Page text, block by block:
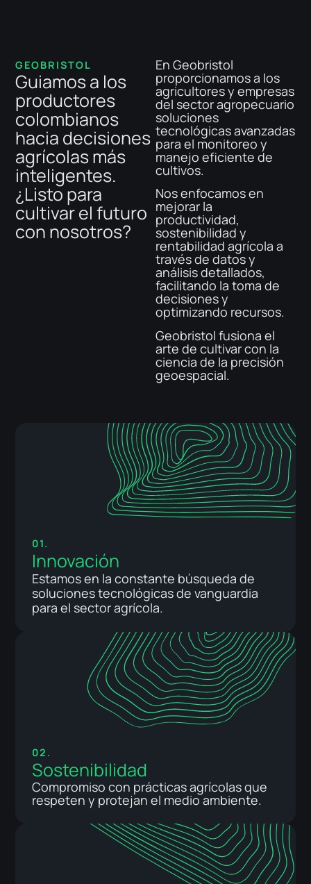
GEOBRISTOL
Guiamos a los
productores
colombianos
hacia decisiones
agrícolas más
inteligentes.
¿Listo para
cultivar el futuro
con nosotros?
En Geobristol
proporcionamos a los
agricultores y empresas
del sector agropecuario
soluciones
tecnológicas avanzadas
para el monitoreo y
manejo eficiente de
cultivos.
Nos enfocamos en
mejorar la
productividad,
sostenibilidad y
rentabilidad agrícola a
través de datos y
análisis detallados,
facilitando la toma de
decisiones y
optimizando recursos.
Geobristol fusiona el
arte de cultivar con la
ciencia de la precisión
geoespacial.
01.
Innovación
Estamos en la constante búsqueda de
soluciones tecnológicas de vanguardia
para el sector agrícola.
02.
Sostenibilidad
Compromiso con prácticas agrícolas que
respeten y protejan el medio ambiente.